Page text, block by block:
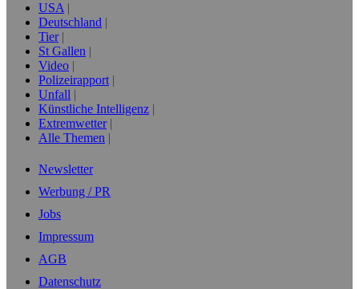
USA
Deutschland
Tier
St Gallen
Video
Polizeirapport
Unfall
Künstliche Intelligenz
Extremwetter
Alle Themen
Newsletter
Werbung / PR
Jobs
Impressum
AGB
Datenschutz